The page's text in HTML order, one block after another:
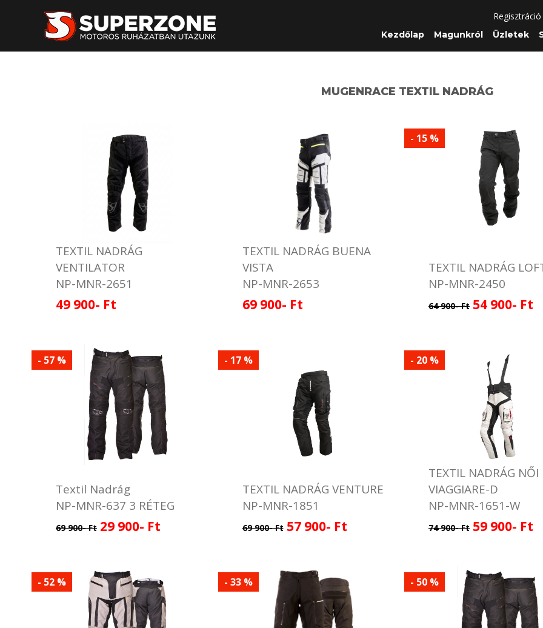
Regisztráció
Kezdőlap Magunkról Üzletek
MUGENRACE TEXTIL NADRÁG
TEXTIL NADRÁG
VENTILATOR
NP-MNR-2651
49 900- Ft
TEXTIL NADRÁG BUENA
VISTA
NP-MNR-2653
69 900- Ft
- 15 %
TEXTIL NADRÁG
NP-MNR-2450
64 900- Ft 54 900- Ft
- 57 %
Textil Nadrág
NP-MNR-637 3 RÉTEG
69 900- Ft 29 900- Ft
- 17 %
TEXTIL NADRÁG VENTURE
NP-MNR-1851
69 900- Ft 57 900- Ft
- 20 %
TEXTIL NADRÁG NŐI
VIAGGIARE-D
NP-MNR-1651-W
74 900- Ft 59 900- Ft
- 52 % - 33 % - 50 %